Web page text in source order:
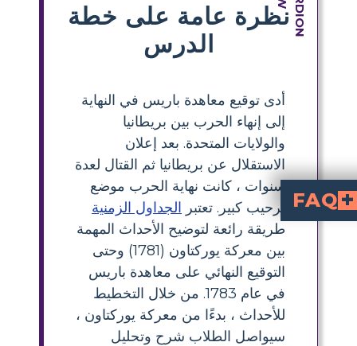
نظرة عامة على خطة
الدرس
أدى توقيع معاهدة باريس في النهاية
إلى إنهاء الحرب بين بريطانيا
والولايات المتحدة. بعد إعلان
الاستقلال عن بريطانيا ثم القتال لعدة
سنوات ، كانت نهاية الحرب موضع
ترحيب كبير. تعتبر الجداول الزمنية
طريقة رائعة لتوضيح الأحداث المهمة
بين معركة يوركتاون (1781) وحتى
التوقيع النهائي على معاهدة باريس
في عام 1783. من خلال التخطيط
للأحداث ، بدءًا من معركة يوركتاون ،
سيواصل الطلاب شرح وتحليل
FAQ